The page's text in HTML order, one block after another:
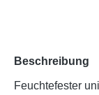
Beschreibung
Feuchtefester